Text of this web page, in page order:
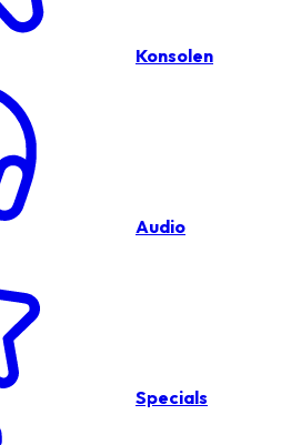
Konsolen
Audio
Specials